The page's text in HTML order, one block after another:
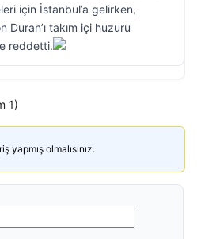
için İstanbul’a gelirken,
takım içi huzuru
reddetti.
1)
yapmış olmalısınız.